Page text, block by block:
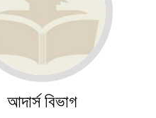
আদার্স বিভাগ